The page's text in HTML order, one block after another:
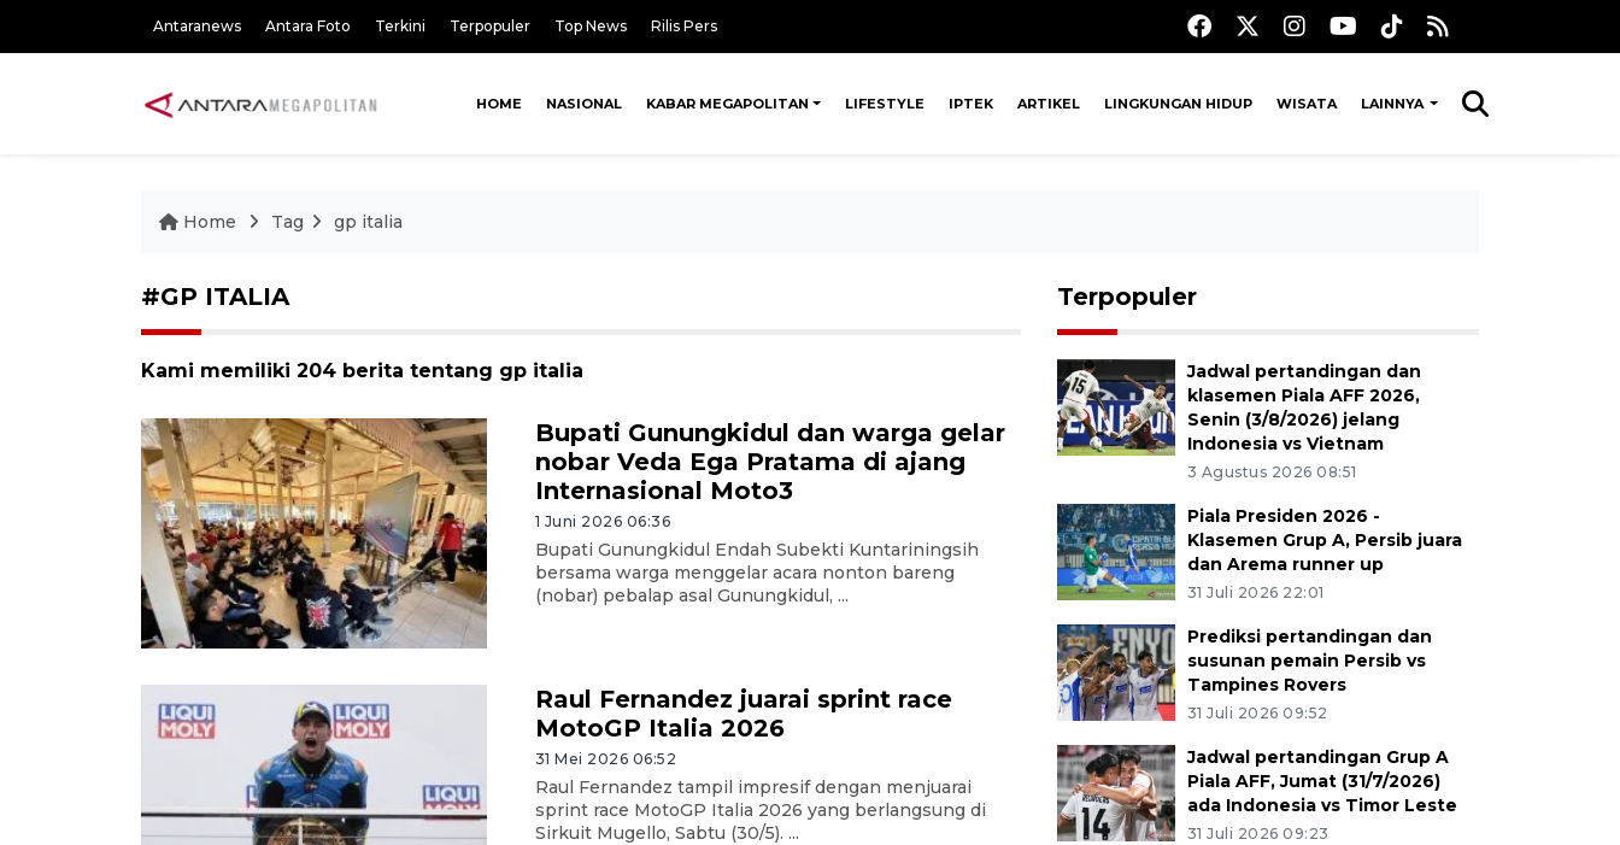
Antaranews Antara Foto Terkini Terpopuler Top News Rilis Pers
HOME NASIONAL KABAR MEGAPOLITAN LIFESTYLE IPTEK ARTIKEL LINGKUNGAN HIDUP WISATA LAINNYA
Home Tag gp italia
#GP ITALIA
Kami memiliki 204 berita tentang gp italia
Bupati Gunungkidul dan warga gelar
nobar Veda Ega Pratama di ajang
Internasional Moto3
1 Juni 2026 06:36
Bupati Gunungkidul Endah Subekti Kuntariningsih
bersama warga menggelar acara nonton bareng
(nobar) pebalap asal Gunungkidul, ...
Raul Fernandez juarai sprint race
MotoGP Italia 2026
31 Mei 2026 06:52
Raul Fernandez tampil impresif dengan menjuarai
sprint race MotoGP Italia 2026 yang berlangsung di
Sirkuit Mugello, Sabtu (30/5). ...
Terpopuler
Jadwal pertandingan dan
klasemen Piala AFF 2026,
Senin (3/8/2026) jelang
Indonesia vs Vietnam
3 Agustus 2026 08:51
Piala Presiden 2026 -
Klasemen Grup A, Persib juara
dan Arema runner up
31 Juli 2026 22:01
Prediksi pertandingan dan
susunan pemain Persib vs
Tampines Rovers
31 Juli 2026 09:52
Jadwal pertandingan Grup A
Piala AFF, Jumat (31/7/2026)
ada Indonesia vs Timor Leste
31 Juli 2026 09:23